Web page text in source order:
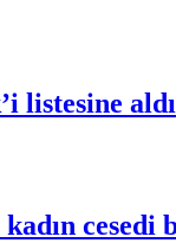
listesine aldı
cesedi